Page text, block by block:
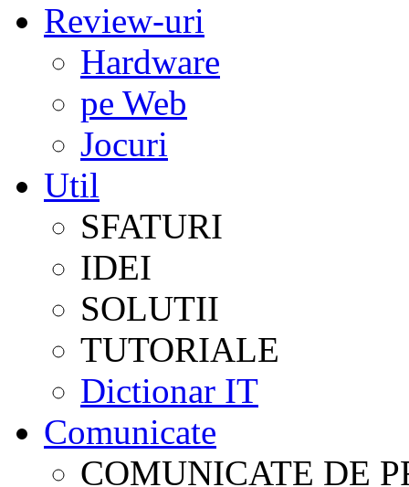
Review-uri
Hardware
pe Web
Jocuri
Util
SFATURI
IDEI
SOLUTII
TUTORIALE
Dictionar IT
Comunicate
COMUNICATE DE